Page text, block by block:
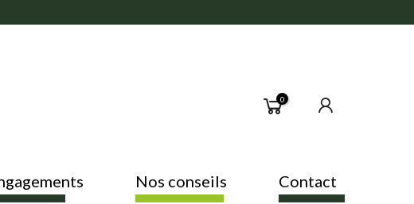
0
Nos conseils Contact